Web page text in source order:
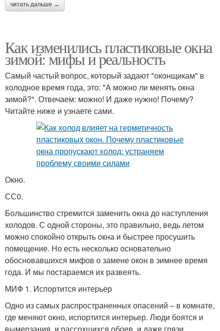
читать дальше →
Как изменились пластиковые окна
зимой: мифы и реальность
Самый частый вопрос, который задают "оконщикам" в
холодное время года, это: "А можно ли менять окна
зимой?". Отвечаем: можно! И даже нужно! Почему?
Читайте ниже и узнаете сами.
Окно.
СС0.
Большинство стремится заменить окна до наступления
холодов. С одной стороны, это правильно, ведь летом
можно спокойно открыть окна и быстрее просушить
помещение. Но есть несколько основательно
обосновавшихся мифов о замене окон в зимнее время
года. И мы постараемся их развеять.
МИФ 1. Испортится интерьер
Одно из самых распространенных опасений – в комнате,
где меняют окно, испортится интерьер. Люди боятся и
вымерзания, и рассохшихся обоев, и даже грязи.